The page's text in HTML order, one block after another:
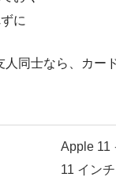
に
人同士なら、カー
Apple 11
11 イン